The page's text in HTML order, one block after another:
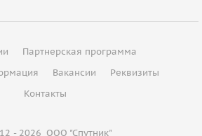
Партнерская программа
Вакансии
Реквизиты
Контакты
- 2026 ООО "Спутник"